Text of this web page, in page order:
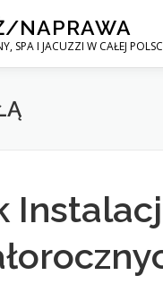
NAPRAWA
SPA I JACUZZI W CAŁEJ